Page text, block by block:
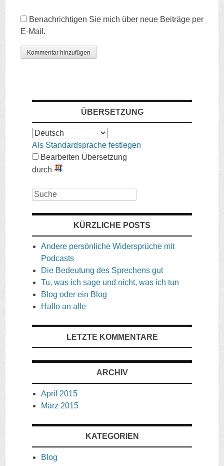
Benachrichtigen Sie mich über neue Beiträge per
E-Mail.
ÜBERSETZUNG
Als Standardsprache festlegen
Bearbeiten Übersetzung
durch
Suche
KÜRZLICHE POSTS
Andere persönliche Widersprüche mit
Podcasts
Die Bedeutung des Sprechens gut
Tu, was ich sage und nicht, was ich tun
Blog oder ein Blog
Hallo an alle
LETZTE KOMMENTARE
ARCHIV
April 2015
März 2015
KATEGORIEN
Blog